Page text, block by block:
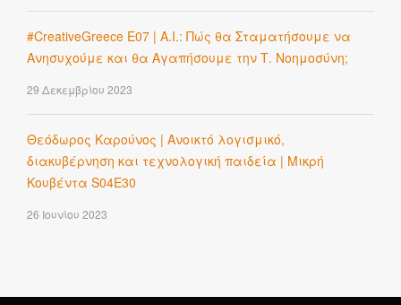
#CreativeGreece E07 | A.I.: Πώς θα Σταματήσουμε να
Ανησυχούμε και θα Αγαπήσουμε την Τ. Νοημοσύνη;
29 Δεκεμβρίου 2023
Θεόδωρος Καρούνος | Ανοικτό λογισμικό,
διακυβέρνηση και τεχνολογική παιδεία | Μικρή
Κουβέντα S04E30
26 Ιουνίου 2023